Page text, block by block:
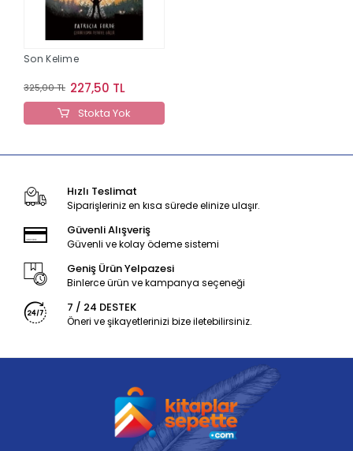
Son Kelime
325,00 TL 227,50 TL
Stokta Yok
Hızlı Teslimat
Siparişleriniz en kısa sürede elinize ulaşır.
Güvenli Alışveriş
Güvenli ve kolay ödeme sistemi
Geniş Ürün Yelpazesi
Binlerce ürün ve kampanya seçeneği
7 / 24 DESTEK
Öneri ve şikayetlerinizi bize iletebilirsiniz.